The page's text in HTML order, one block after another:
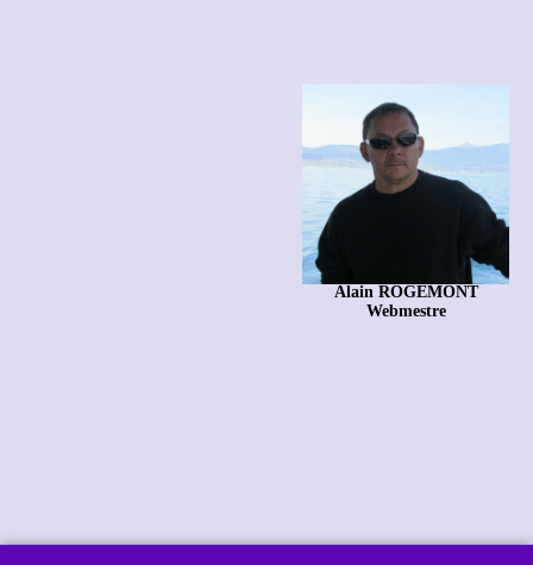
Alain ROGEMONT
Webmestre